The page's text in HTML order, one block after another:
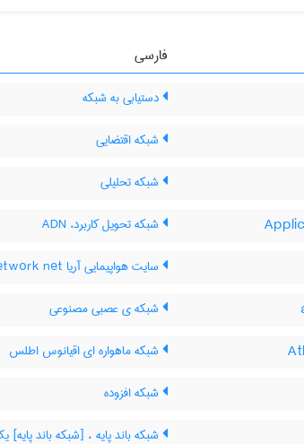
فارسی
دستیابی به شبکه
شبکه اقتضایی
شبکه تحلیلی
شبکه تحویل کاربرد، ADN
سایت هواپیمایی آریا http://www arianetwork net/
شبکه ی عصبی مصنوعی
شبکه ماهواره ای اقیانوس اطلس
شبکه افزوده